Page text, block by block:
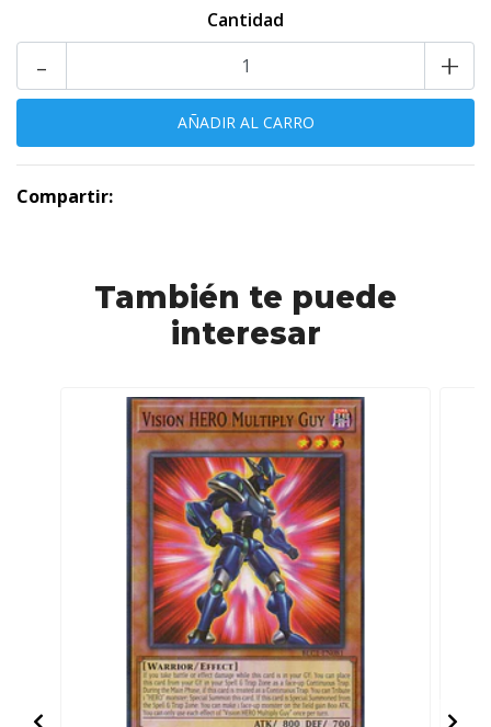
Cantidad
+
-
Compartir:
También te puede
interesar